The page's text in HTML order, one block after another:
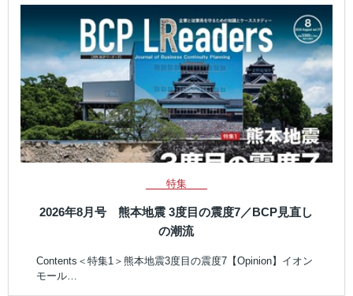
特集
2026年8月号 熊本地震 3度目の震度7／BCP見直し
の潮流
Contents＜特集1＞熊本地震3度目の震度7【Opinion】イオン
モール…